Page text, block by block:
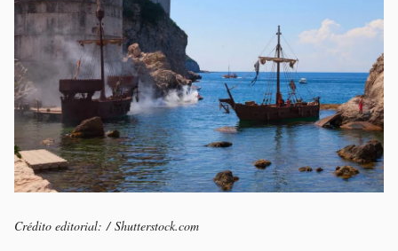
Crédito editorial: / Shutterstock.com